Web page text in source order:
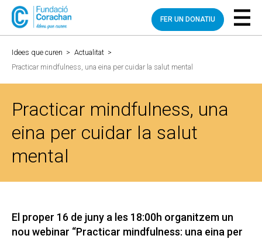
FER UN DONATIU
Idees que curen > Actualitat >
Practicar mindfulness, una eina per cuidar la salut mental
Practicar mindfulness, una
eina per cuidar la salut
mental
El proper 16 de juny a les 18:00h organitzem un
nou webinar “Practicar mindfulness: una eina per